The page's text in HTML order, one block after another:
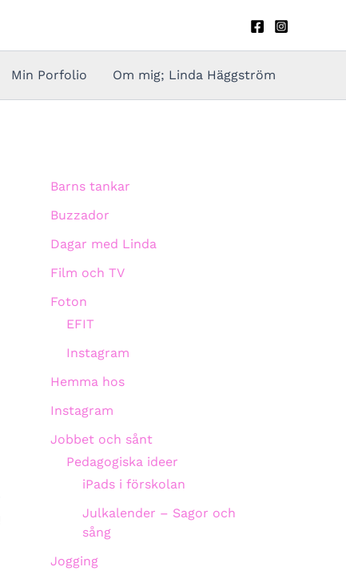
Min Porfolio Om mig; Linda Häggström
Barns tankar
Buzzador
Dagar med Linda
Film och TV
Foton
EFIT
Instagram
Hemma hos
Instagram
Jobbet och sånt
Pedagogiska ideer
iPads i förskolan
Julkalender – Sagor och
sång
Jogging